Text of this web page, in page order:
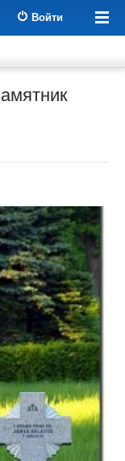
Войти